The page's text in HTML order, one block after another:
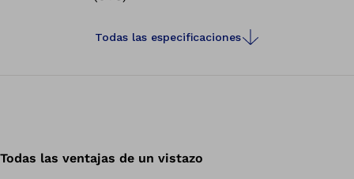
Todas las especificaciones
Todas las ventajas de un vistazo